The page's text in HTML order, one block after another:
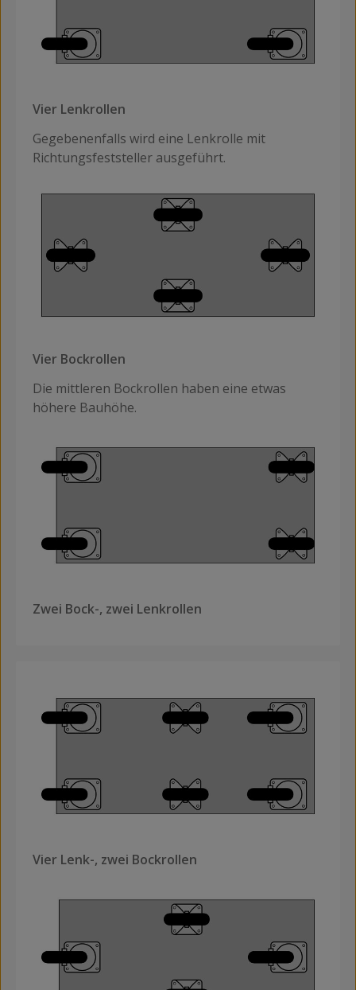
Vier Lenkrollen
Gegebenenfalls wird eine Lenkrolle mit
Richtungsfeststeller ausgeführt.
Vier Bockrollen
Die mittleren Bockrollen haben eine etwas
höhere Bauhöhe.
Zwei Bock-, zwei Lenkrollen
Vier Lenk-, zwei Bockrollen